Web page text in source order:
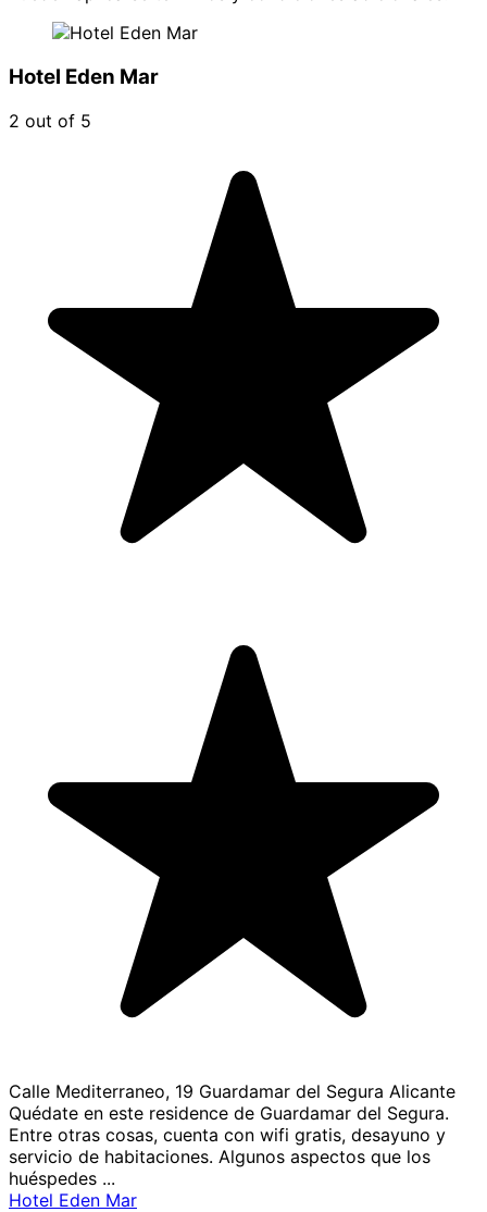
Hotel Eden Mar
2 out of 5
Calle Mediterraneo, 19 Guardamar del Segura Alicante
Quédate en este residence de Guardamar del Segura.
Entre otras cosas, cuenta con wifi gratis, desayuno y
servicio de habitaciones. Algunos aspectos que los
huéspedes ...
Hotel Eden Mar